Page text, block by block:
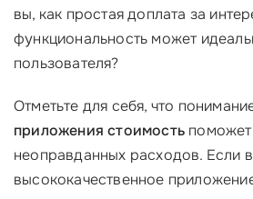
вы, как простая доплата за
функциональность может
пользователя?
Отметьте для себя, что
приложения стоимость
неоправданных расходов. Если
высококачественное